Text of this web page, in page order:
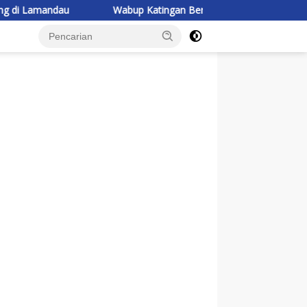
Wabup Katingan Beri Pembekalan Kontingen Jambore